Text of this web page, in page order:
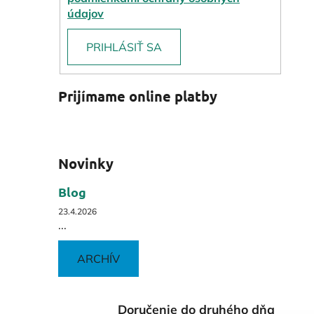
údajov
PRIHLÁSIŤ SA
Prijímame online platby
Novinky
Blog
23.4.2026
...
ARCHÍV
Doručenie do druhého dňa